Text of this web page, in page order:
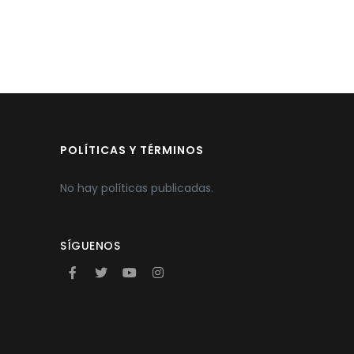
POLÍTICAS Y TÉRMINOS
No hay políticas publicadas.
SÍGUENOS